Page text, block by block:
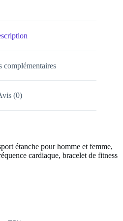
complémentaires
(0)
étanche pour homme et femme,
cardiaque, bracelet de fitness